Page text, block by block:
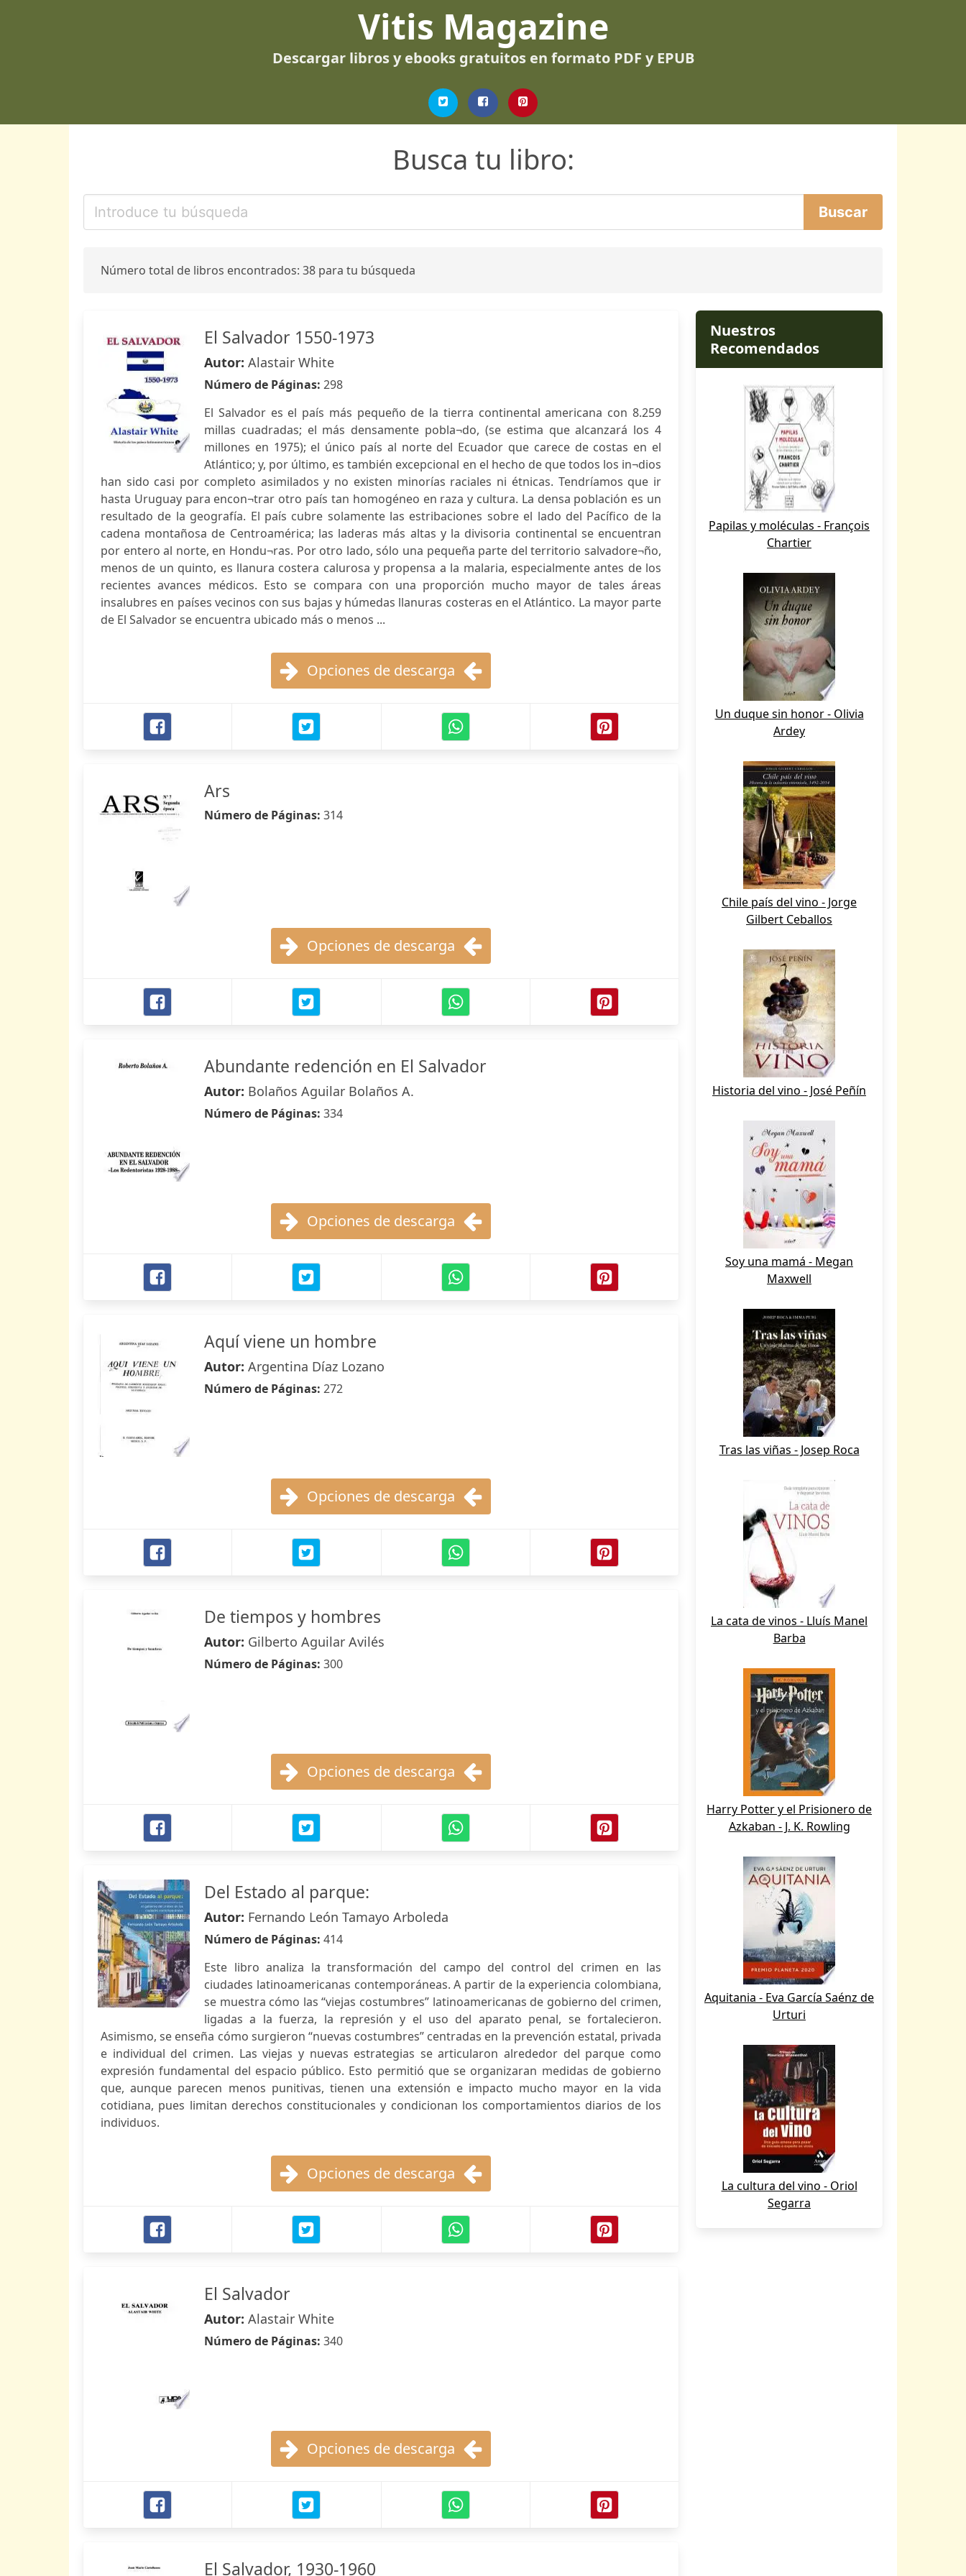
Vitis Magazine
Descargar libros y ebooks gratuitos en formato PDF y EPUB
Busca tu libro:
Número total de libros encontrados: 38 para tu búsqueda
El Salvador 1550-1973
Autor: Alastair White
Número de Páginas: 298
El Salvador es el país más pequeño de la tierra continental americana con 8.259
millas cuadradas; el más densamente pobla¬do, (se estima que alcanzará los 4
millones en 1975); el único país al norte del Ecuador que carece de costas en el
Atlántico; y, por último, es también excepcional en el hecho de que todos los in¬dios
han sido casi por completo asimilados y no existen minorías raciales ni étnicas. Tendríamos que ir
hasta Uruguay para encon¬trar otro país tan homogéneo en raza y cultura. La densa población es un
resultado de la geografía. El país cubre solamente las estribaciones sobre el lado del Pacífico de la
cadena montañosa de Centroamérica; las laderas más altas y la divisoria continental se encuentran
por entero al norte, en Hondu¬ras. Por otro lado, sólo una pequeña parte del territorio salvadore¬ño,
menos de un quinto, es llanura costera calurosa y propensa a la malaria, especialmente antes de los
recientes avances médicos. Esto se compara con una proporción mucho mayor de tales áreas
insalubres en países vecinos con sus bajas y húmedas llanuras costeras en el Atlántico. La mayor parte
de El Salvador se encuentra ubicado más o menos ...
Opciones de descarga
Ars
Número de Páginas: 314
Opciones de descarga
Abundante redención en El Salvador
Autor: Bolaños Aguilar Bolaños A.
Número de Páginas: 334
Opciones de descarga
Aquí viene un hombre
Autor: Argentina Díaz Lozano
Número de Páginas: 272
Opciones de descarga
De tiempos y hombres
Autor: Gilberto Aguilar Avilés
Número de Páginas: 300
Opciones de descarga
Del Estado al parque:
Autor: Fernando León Tamayo Arboleda
Número de Páginas: 414
Este libro analiza la transformación del campo del control del crimen en las
ciudades latinoamericanas contemporáneas. A partir de la experiencia colombiana,
se muestra cómo las “viejas costumbres” latinoamericanas de gobierno del crimen,
ligadas a la fuerza, la represión y el uso del aparato penal, se fortalecieron.
Asimismo, se enseña cómo surgieron “nuevas costumbres” centradas en la prevención estatal, privada
e individual del crimen. Las viejas y nuevas estrategias se articularon alrededor del parque como
expresión fundamental del espacio público. Esto permitió que se organizaran medidas de gobierno
que, aunque parecen menos punitivas, tienen una extensión e impacto mucho mayor en la vida
cotidiana, pues limitan derechos constitucionales y condicionan los comportamientos diarios de los
individuos.
Opciones de descarga
El Salvador
Autor: Alastair White
Número de Páginas: 340
Opciones de descarga
El Salvador, 1930-1960
Nuestros
Recomendados
Papilas y moléculas - François
Chartier
Un duque sin honor - Olivia
Ardey
Chile país del vino - Jorge
Gilbert Ceballos
Historia del vino - José Peñín
Soy una mamá - Megan
Maxwell
Tras las viñas - Josep Roca
La cata de vinos - Lluís Manel
Barba
Harry Potter y el Prisionero de
Azkaban - J. K. Rowling
Aquitania - Eva García Saénz de
Urturi
La cultura del vino - Oriol
Segarra